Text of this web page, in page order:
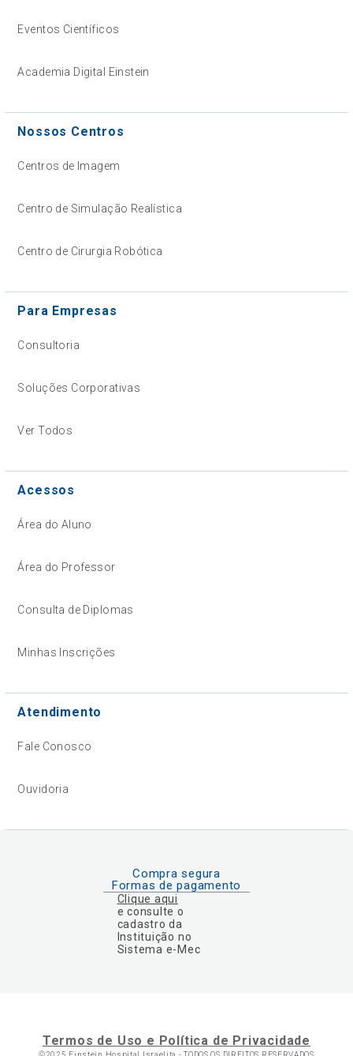
Eventos Científicos
Academia Digital Einstein
Nossos Centros
Centros de Imagem
Centro de Simulação Realística
Centro de Cirurgia Robótica
Para Empresas
Consultoria
Soluções Corporativas
Ver Todos
Acessos
Área do Aluno
Área do Professor
Consulta de Diplomas
Minhas Inscrições
Atendimento
Fale Conosco
Ouvidoria
Compra segura
Formas de pagamento
Clique aqui
e consulte o
cadastro da
Instituição no
Sistema e-Mec
Termos de Uso e Política de Privacidade